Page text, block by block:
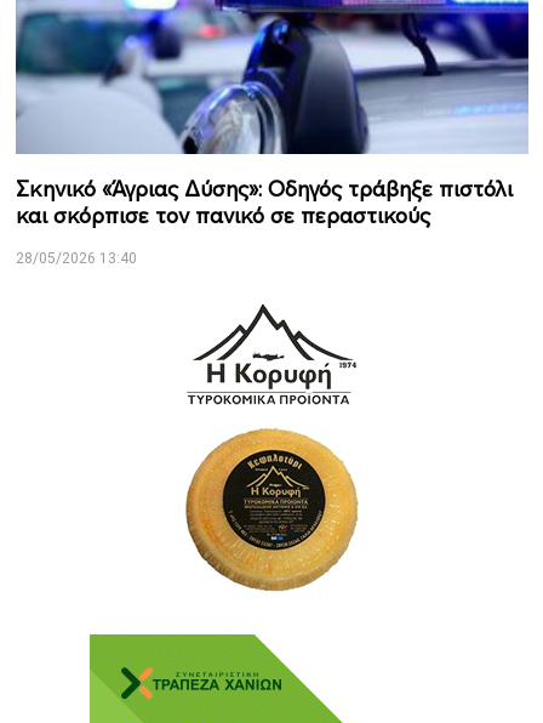
Σκηνικό «Άγριας Δύσης»: Οδηγός τράβηξε πιστόλι
και σκόρπισε τον πανικό σε περαστικούς
28/05/2026 13:40